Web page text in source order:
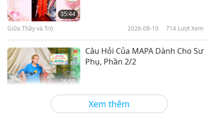
Xem thêm
35:44
Giữa Thầy và Trò 2026-08-10 714 Lượt Xem
26:55
Câu Hỏi Của MAPA Dành Cho Sư
Phụ, Phần 2/2
2026-08-09 6527